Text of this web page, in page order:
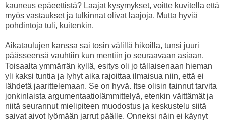
kauneus epäeettistä? Laajat kysymykset, voitte kuvitella että
myös vastaukset ja tulkinnat olivat laajoja. Mutta hyviä
pohdintoja tuli, kuitenkin.
Aikataulujen kanssa sai tosin välillä hikoilla, tunsi juuri
päässeensä vauhtiin kun mentiin jo seuraavaan asiaan.
Toisaalta ymmärrän kyllä, esitys oli jo tällaisenaan hieman
yli kaksi tuntia ja lyhyt aika rajoittaa ilmaisua niin, että ei
lähdetä jaarittelemaan. Se on hyvä. Itse olisin tainnut tarvita
jonkinlaista argumentaatiolämmittelyä, etenkin väittämät ja
niitä seurannut mielipiteen muodostus ja keskustelu siitä
saivat aivot lyömään jarrut päälle. Onneksi näin ei käynyt